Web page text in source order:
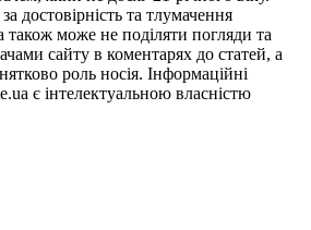
достовірність та тлумачення
також може не поділяти погляди та
сайту в коментарях до статей, а
роль носія. Інформаційні
є інтелектуальною власністю